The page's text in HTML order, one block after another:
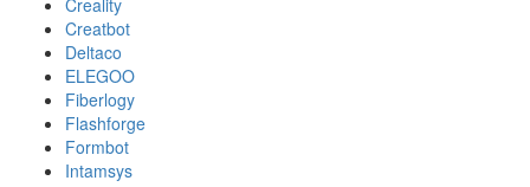
Creality
Creatbot
Deltaco
ELEGOO
Fiberlogy
Flashforge
Formbot
Intamsys